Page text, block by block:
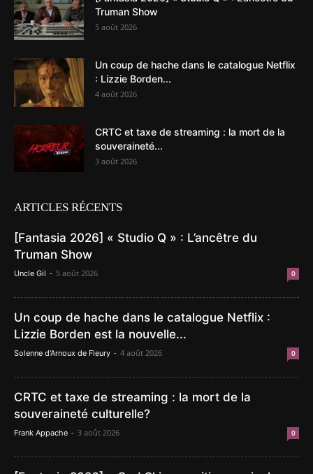
Truman Show
5 août 2026
Un coup de hache dans le catalogue Netflix
: Lizzie Borden...
4 août 2026
CRTC et taxe de streaming : la mort de la
souveraineté...
3 août 2026
ARTICLES RÉCENTS
[Fantasia 2026] « Studio Q » : L’ancêtre du
Truman Show
Uncle Gil - 5 août 2026 0
Un coup de hache dans le catalogue Netflix :
Lizzie Borden est la nouvelle...
Solenne d'Arnoux de Fleury - 4 août 2026 0
CRTC et taxe de streaming : la mort de la
souveraineté culturelle?
Frank Appache - 3 août 2026 0